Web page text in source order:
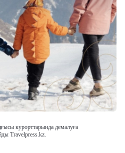
курорттарында демалуға
Travelpress.kz.